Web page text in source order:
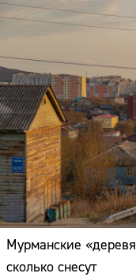
Мурманские
сколько снесут